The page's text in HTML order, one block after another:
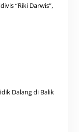
“Riki Darwis”,
Dalang di Balik